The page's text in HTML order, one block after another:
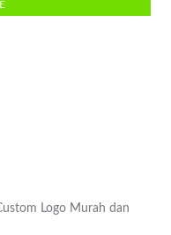
Logo Murah dan